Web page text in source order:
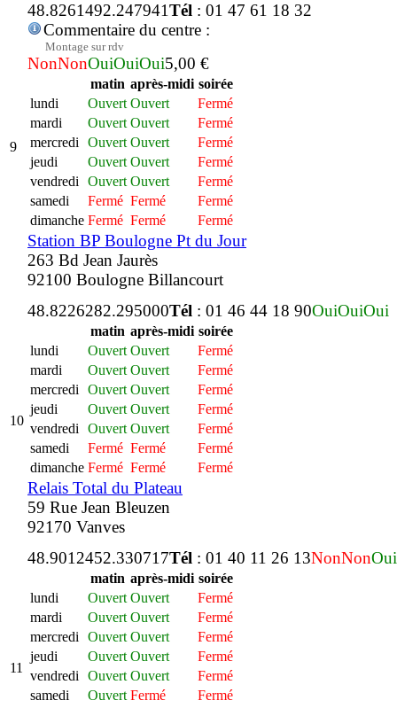
9
48.8261492.247941Tél : 01 47 61 18 32
Commentaire du centre :
Montage sur rdv
NonNonOuiOuiOui5,00 €
matin après-midi soirée
lundi
Ouvert Ouvert
Fermé
mardi
Ouvert Ouvert
Fermé
mercredi
Ouvert Ouvert
Fermé
jeudi
Ouvert Ouvert
Fermé
vendredi
Ouvert Ouvert
Fermé
samedi
Fermé Fermé
Fermé
dimanche Fermé Fermé Fermé
Station BP Boulogne Pt du Jour
263 Bd Jean Jaurès
92100 Boulogne Billancourt
10
48.8226282.295000Tél : 01 46 44 18 90OuiOuiOui
matin après-midi soirée
lundi
Ouvert Ouvert
Fermé
mardi
Ouvert Ouvert
Fermé
mercredi
Ouvert Ouvert
Fermé
jeudi
Ouvert Ouvert
Fermé
vendredi
Ouvert Ouvert
Fermé
samedi
Fermé Fermé
Fermé
dimanche Fermé Fermé Fermé
Relais Total du Plateau
59 Rue Jean Bleuzen
92170 Vanves
11
48.9012452.330717Tél : 01 40 11 26 13NonNonOui
matin après-midi soirée
lundi
Ouvert Ouvert
Fermé
mardi
Ouvert Ouvert
Fermé
mercredi
Ouvert Ouvert
Fermé
jeudi
Ouvert Ouvert
Fermé
vendredi
Ouvert Ouvert
Fermé
samedi
Ouvert Fermé
Fermé